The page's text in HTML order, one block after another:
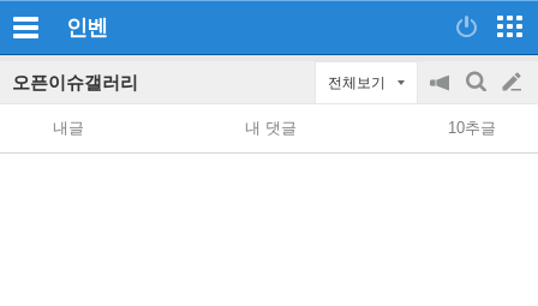
인벤
오픈이슈갤러리 전체보기
공
지
on/off
검
색
글
쓰
내글 내 댓글 10추글